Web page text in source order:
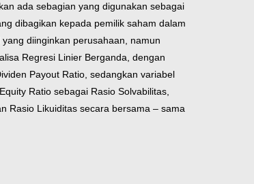
ada sebagian yang digunakan sebagai
dibagikan kepada pemilik saham dalam
diinginkan perusahaan, namun
Regresi Linier Berganda, dengan
Payout Ratio, sedangkan variabel
Ratio sebagai Rasio Solvabilitas,
Rasio Likuiditas secara bersama – sama